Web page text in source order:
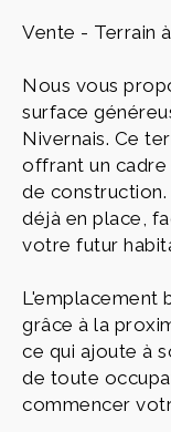
Vente - Terrain
Nous vous
surface
Nivernais. Ce
offrant un
de
déjà en place,
votre futur
L'emplacement
grâce à la
ce qui ajoute à
de toute
commencer